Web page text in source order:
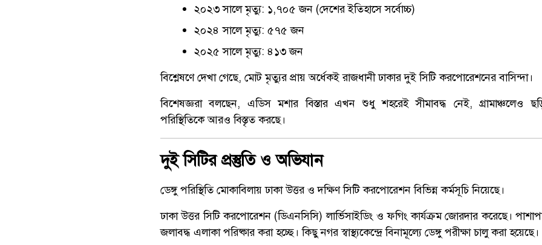
২০২৩ সালে মৃত্যু: ১,৭০৫ জন (দেশের ইতিহাসে সর্বোচ্চ)
২০২৪ সালে মৃত্যু: ৫৭৫ জন
২০২৫ সালে মৃত্যু: ৪১৩ জন
বিশ্লেষণে দেখা গেছে, মোট মৃত্যুর প্রায় অর্ধেকই রাজধানী ঢাকার দুই সিটি করপোরেশনের বাসিন্দা।
বিশেষজ্ঞরা বলছেন, এডিস মশার বিস্তার এখন শুধু শহরেই সীমাবদ্ধ নেই, গ্রামাঞ্চলেও
পরিস্থিতিকে আরও বিস্তৃত করছে।
দুই সিটির প্রস্তুতি ও অভিযান
ডেঙ্গু পরিস্থিতি মোকাবিলায় ঢাকা উত্তর ও দক্ষিণ সিটি করপোরেশন বিভিন্ন কর্মসূচি নিয়েছে।
ঢাকা উত্তর সিটি করপোরেশন (ডিএনসিসি) লার্ভিসাইডিং ও ফগিং কার্যক্রম জোরদার করেছে।
জলাবদ্ধ এলাকা পরিষ্কার করা হচ্ছে। কিছু নগর স্বাস্থ্যকেন্দ্রে বিনামূল্যে ডেঙ্গু পরীক্ষা চালু করা হয়েছে।